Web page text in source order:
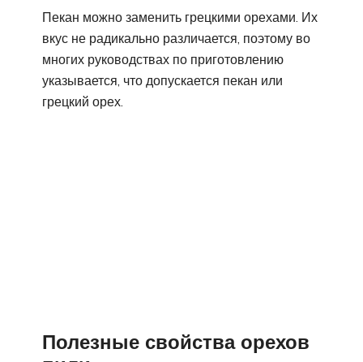
Пекан можно заменить грецкими орехами. Их
вкус не радикально различается, поэтому во
многих руководствах по приготовлению
указывается, что допускается пекан или
грецкий орех.
Полезные свойства орехов